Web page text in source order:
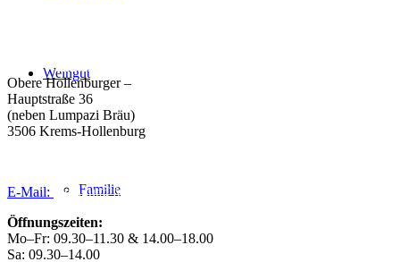
Weingut
Familie
Büro/Weinkeller/Verkauf:
Obere Hollenburger –
Hauptstraße 36
(neben Lumpazi Bräu)
3506 Krems-Hollenburg
E-Mail:
weingut@forstreiter.at
Öffnungszeiten:
Mo–Fr: 09.30–11.30 & 14.00–18.00
Sa: 09.30–14.00